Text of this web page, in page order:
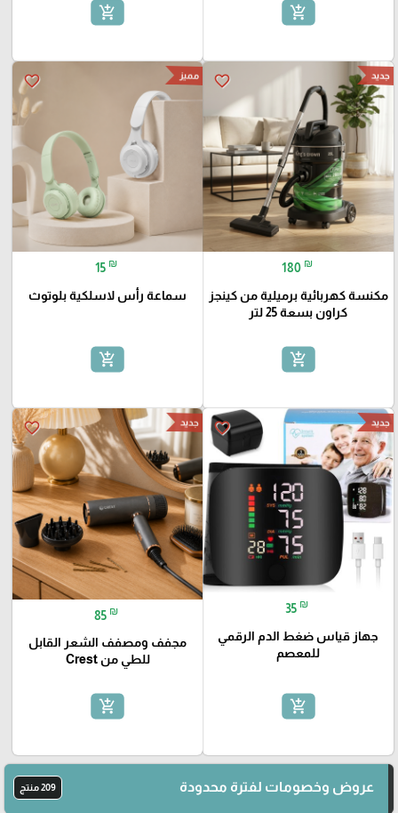
add_shopping_cart
add_shopping_cart
favorite_border جديد
180 ₪
مكنسة كهربائية برميلية من كينجز
كراون بسعة 25 لتر
add_shopping_cart
favorite_border مميز
15 ₪
سماعة رأس لاسلكية بلوتوث
add_shopping_cart
favorite_border جديد
35 ₪
جهاز قياس ضغط الدم الرقمي
للمعصم
add_shopping_cart
favorite_border جديد
85 ₪
مجفف ومصفف الشعر القابل
للطي من Crest
add_shopping_cart
عروض وخصومات لفترة محدودة 209 منتج